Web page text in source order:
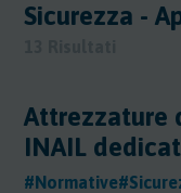
Altri Settori
Altri Settori
Altri Settori -
Ambiente
Sicurezza -
Attrezzature
INAIL
#Normative